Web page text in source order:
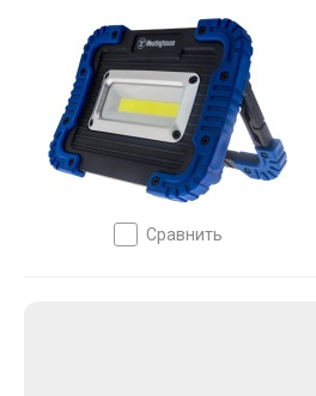
сравнить